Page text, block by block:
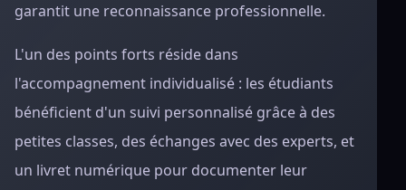
garantit une reconnaissance professionnelle.
L'un des points forts réside dans
l'accompagnement individualisé : les étudiants
bénéficient d'un suivi personnalisé grâce à des
petites classes, des échanges avec des experts, et
un livret numérique pour documenter leur